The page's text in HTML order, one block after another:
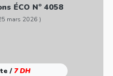
ÉCO N° 4058
mars 2026 )
/ 7 DH